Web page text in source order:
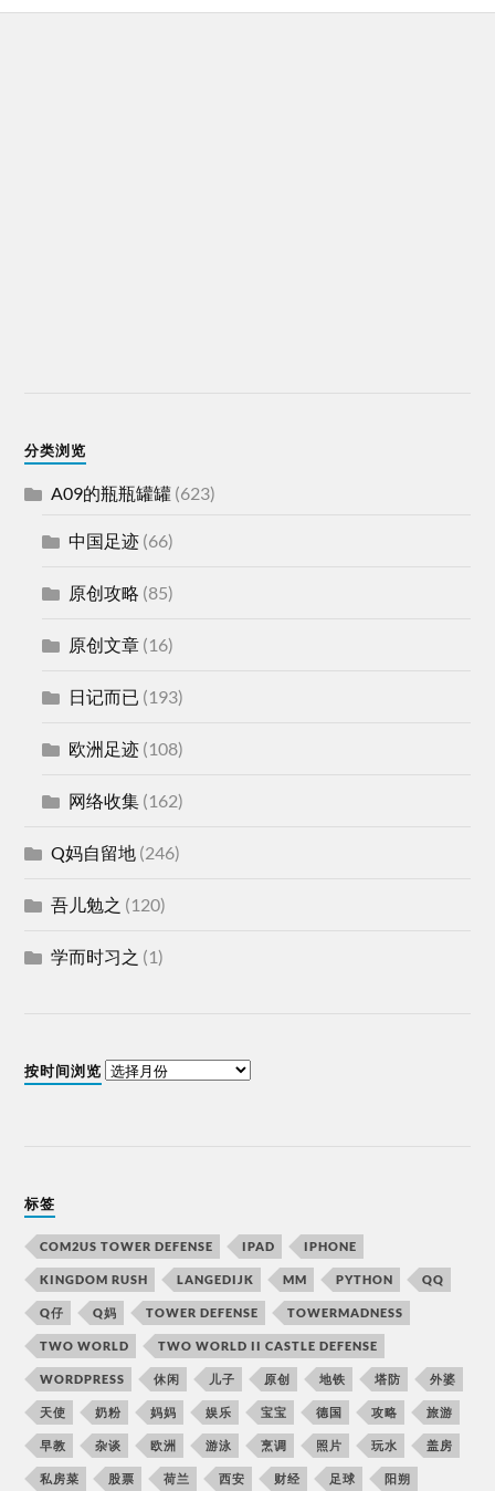
分类浏览
A09的瓶瓶罐罐 (623)
中国足迹 (66)
原创攻略 (85)
原创文章 (16)
日记而已 (193)
欧洲足迹 (108)
网络收集 (162)
Q妈自留地 (246)
吾儿勉之 (120)
学而时习之 (1)
按时间浏览
标签
COM2US TOWER DEFENSE IPAD IPHONE
KINGDOM RUSH LANGEDIJK MM PYTHON QQ
Q仔 Q妈 TOWER DEFENSE TOWERMADNESS
TWO WORLD TWO WORLD II CASTLE DEFENSE
WORDPRESS 休闲 儿子 原创 地铁 塔防 外婆
天使 奶粉 妈妈 娱乐 宝宝 德国 攻略 旅游
早教 杂谈 欧洲 游泳 烹调 照片 玩水 盖房
私房菜 股票 荷兰 西安 财经 足球 阳朔